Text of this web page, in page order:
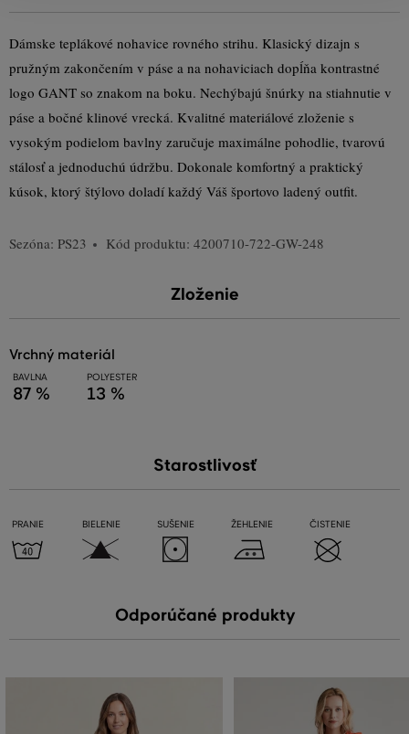
Dámske teplákové nohavice rovného strihu. Klasický dizajn s
pružným zakončením v páse a na nohaviciach dopĺňa kontrastné
logo GANT so znakom na boku. Nechýbajú šnúrky na stiahnutie v
páse a bočné klinové vrecká. Kvalitné materiálové zloženie s
vysokým podielom bavlny zaručuje maximálne pohodlie, tvarovú
stálosť a jednoduchú údržbu. Dokonale komfortný a praktický
kúsok, ktorý štýlovo doladí každý Váš športovo ladený outfit.
Sezóna: PS23 Kód produktu: 4200710-722-GW-248
Zloženie
vrchný materiál
BAVLNA
87 %
POLYESTER
13 %
Starostlivosť
PRANIE BIELENIE SUŠENIE ŽEHLENIE ČISTENIE
Odporúčané produkty